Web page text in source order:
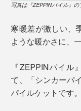
写真は『ZEPPINパイル』の
寒暖差が激しい、
ような暖かさに、
『ZEPPINパイ
て、「シンカーパ
パイルケットです。